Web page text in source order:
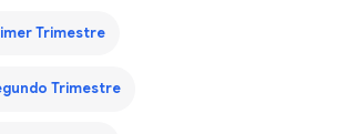
Trimestre
Trimestre